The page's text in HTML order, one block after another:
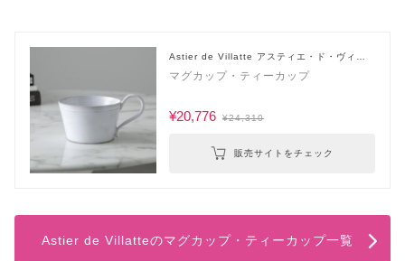
Astier de Villatte アスティエ・ド・ヴィラ
ット
マグカップ・ティーカップ
¥20,776 ¥24,310
販売サイトをチェック
Astier de Villatteのマグカップ・ティーカップ一覧